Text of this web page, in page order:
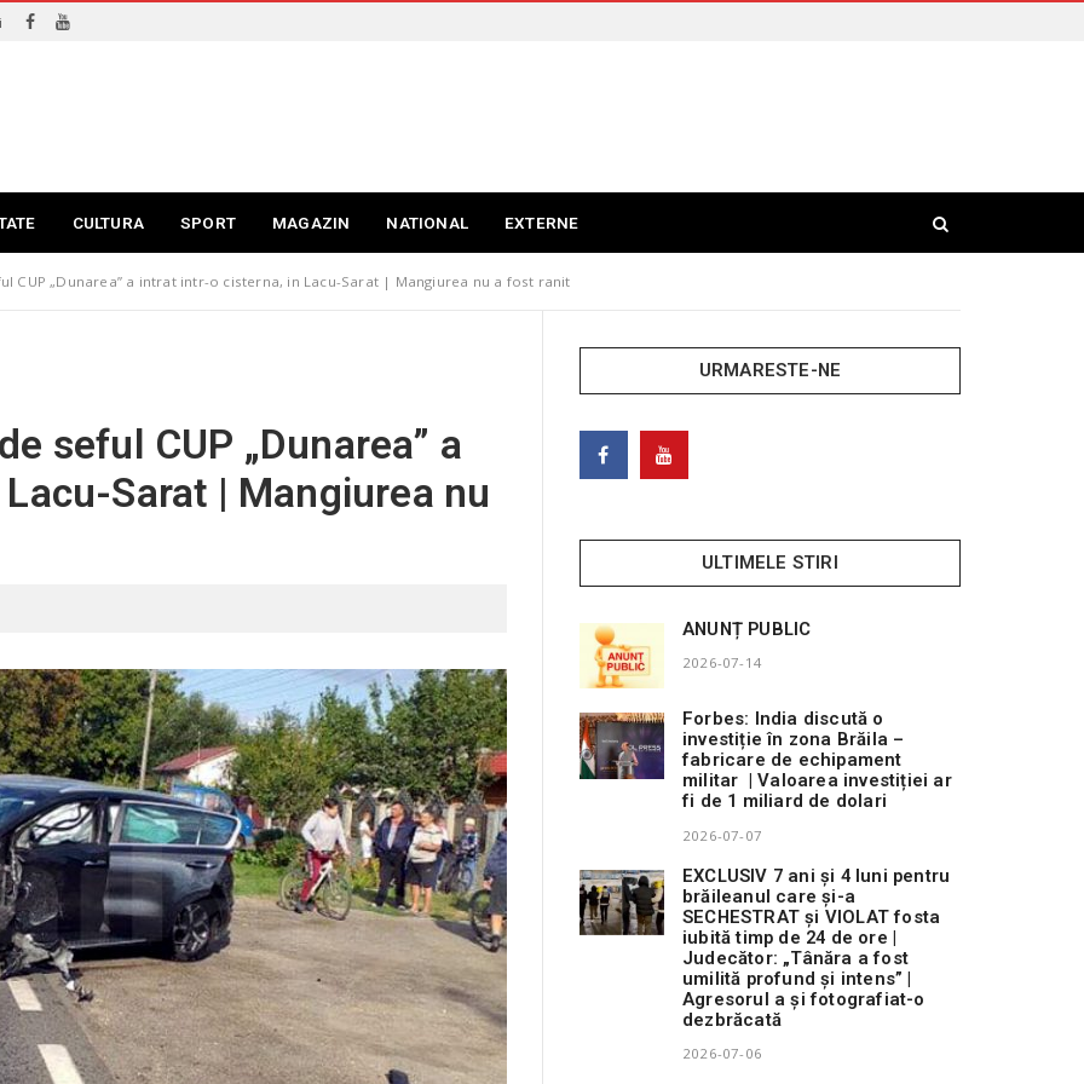
CULTURA SPORT MAGAZIN NATIONAL EXTERNE
CUP „Dunarea” a intrat intr-o cisterna, in Lacu-Sarat | Mangiurea nu a fost ranit
seful CUP „Dunarea” a
Sarat | Mangiurea nu
URMARESTE-NE
ULTIMELE STIRI
ANUNȚ PUBLIC
2026-07-14
Forbes: India discută o
investiție în zona Brăila –
fabricare de echipament
militar | Valoarea investiției ar
fi de 1 miliard de dolari
2026-07-07
EXCLUSIV 7 ani și 4 luni pentru
brăileanul care și-a
SECHESTRAT și VIOLAT fosta
iubită timp de 24 de ore |
Judecător: „Tânăra a fost
umilită profund și intens” |
Agresorul a și fotografiat-o
dezbrăcată
2026-07-06